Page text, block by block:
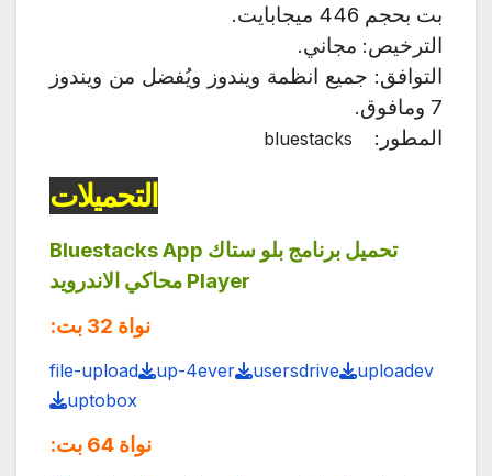
بت بحجم 446 ميجابايت.
الترخيص: مجاني.
التوافق: جميع انظمة ويندوز ويُفضل من ويندوز
7 ومافوق.
المطور:
bluestacks
التحميلات
تحميل برنامج بلو ستاك Bluestacks App
Player محاكي الاندرويد
نواة 32 بت:
file-upload up-4ever usersdrive
uploadev
uptobox
نواة 64 بت: